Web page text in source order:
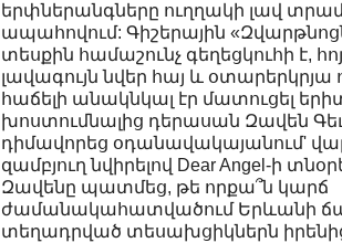
երփներանգները ուղղակի լավ
ապահովում: Գիշերային
տեսքին համաշունչ գեղեցկուհի է,
լավագույն նվեր հայ և օտարերկրյա
հաճելի անակնկալ էր մատուցել
խոստումնալից դերասան Զավեն
դիմավորեց օդանավակայանում'
զամբյուղ նվիրելով Dear Angel-ի
Զավենը պատմեց, թե որքա՞ն կարճ
ժամանակահատվածում Երևանի
տեղադրված տեսախցիկներն